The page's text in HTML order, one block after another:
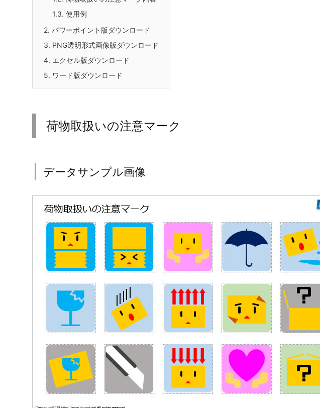
1.3. 使用例
2. パワーポイント版ダウンロード
3. PNG透明形式画像版ダウンロード
4. エクセル版ダウンロード
5. ワード版ダウンロード
荷物取扱いの注意マーク
データサンプル画像